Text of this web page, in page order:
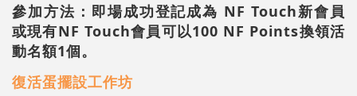
參加方法：即場成功登記成為 NF Touch新會員
或現有NF Touch會員可以100 NF Points換領活
動名額1個。
復活蛋擺設工作坊